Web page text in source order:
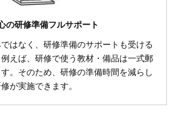
の研修準備フルサポート
はなく、研修準備のサポートも受ける
えば、研修で使う教材・備品は一式郵
。そのため、研修の準備時間を減らし
が実施できます。